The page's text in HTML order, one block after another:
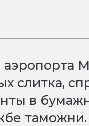
аэропорта
слитка,
в
таможни.